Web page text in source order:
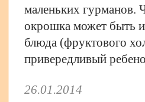
маленьких гурманов.
окрошка может быть и
блюда (фруктового
привередливый
26.01.2014